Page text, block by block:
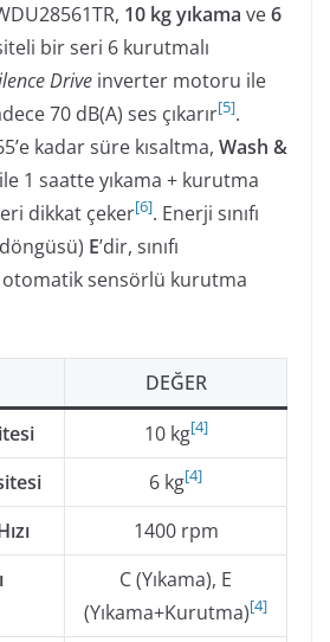
10 kg yıkama ve6
bir seri 6 kurutmalı
Drive inverter motoru ile
70 dB(A) ses çıkarır[5].
kadar süre kısaltma, Wash &
1 saatte yıkama + kurutma
dikkat çeker[6]. Enerji sınıfı
E’dir, sınıfı
sensörlü kurutma
DEĞER
10 kg[4]
6 kg[4]
1400 rpm
C (Yıkama), E
(Yıkama+Kurutma)[4]